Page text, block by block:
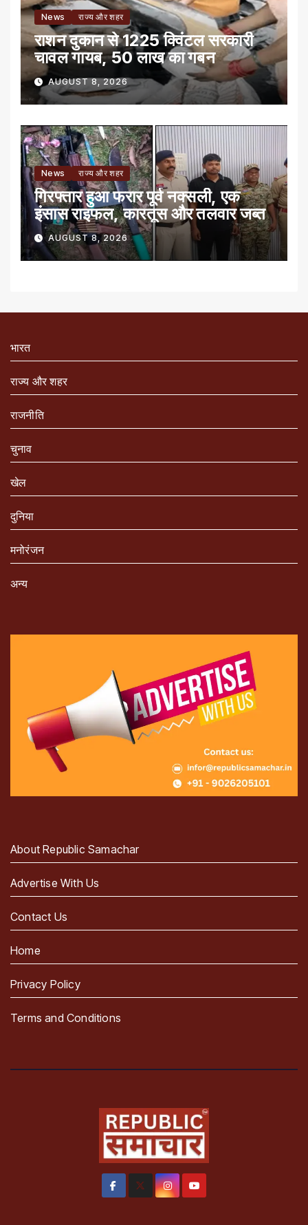
News राज्य और शहर
राशन दुकान से 1225 क्विंटल सरकारी
चावल गायब, 50 लाख का गबन
AUGUST 8, 2026
News राज्य और शहर
गिरफ्तार हुआ फरार पूर्व नक्सली, एक
इंसास राइफल, कारतूस और तलवार जब्त
AUGUST 8, 2026
भारत
राज्य और शहर
राजनीति
चुनाव
खेल
दुनिया
मनोरंजन
अन्य
About Republic Samachar
Advertise With Us
Contact Us
Home
Privacy Policy
Terms and Conditions